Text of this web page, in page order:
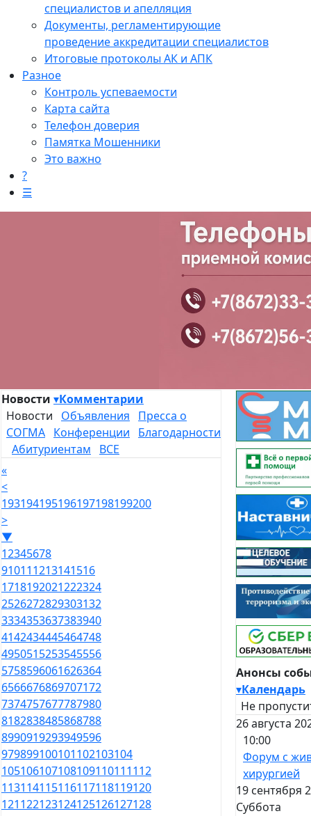
специалистов и апелляция
Документы, регламентирующие
проведение аккредитации специалистов
Итоговые протоколы АК и АПК
Разное
Контроль успеваемости
Карта сайта
Телефон доверия
Памятка Мошенники
Это важно
?
☰
Новости ▾Комментарии
Новости Объявления
Пресса о
СОГМА Конференции
Благодарности
Абитуриентам
ВСЕ
«
<
193194195196197198199200
>
▼
12345678
910111213141516
1718192021222324
2526272829303132
3334353637383940
4142434445464748
4950515253545556
5758596061626364
6566676869707172
7374757677787980
8182838485868788
8990919293949596
979899100101102103104
105106107108109110111112
113114115116117118119120
121122123124125126127128
Анонсы
▾Календарь
Не
26 августа
10:00
Форум с
хирургией
19 сентября
Суббота